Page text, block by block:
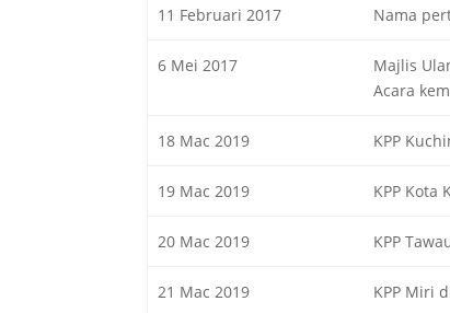
11 Februari 2017 Nama
6 Mei 2017
Majlis
Acara
18 Mac 2019 KPP
19 Mac 2019 KPP Kota
20 Mac 2019 KPP
21 Mac 2019 KPP Miri